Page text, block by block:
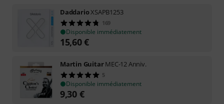
DaddarioXSAPB1253
169
Disponible immédiatement
15,60€
Martin GuitarMEC-12 Anniv.
5
Disponible immédiatement
9,30 €